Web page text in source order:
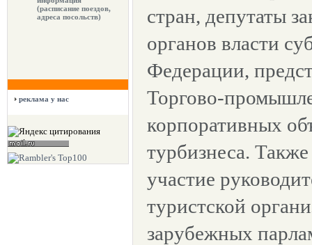
(расписание поездов,
адреса посольств)
реклама у нас
стран, депутаты
органов власти
Федерации,
Торгово-
корпоративных
турбизнеса.
участие
туристской
зарубежных